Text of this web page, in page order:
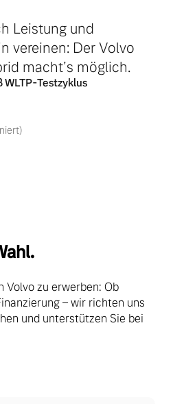
Editionsmodelle
kennenlernen
an.
erfahren
Angebote.
Leistung und
vereinen: Der Volvo
macht’s möglich.
Testzyklus
Volvo zu erwerben: Ob
– wir richten uns
und unterstützen Sie bei